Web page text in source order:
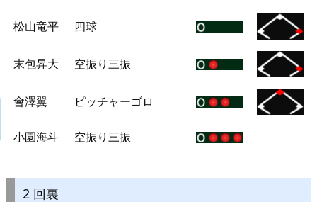
松山竜平 四球
末包昇大 空振り三振
會澤翼 ピッチャーゴロ
小園海斗 空振り三振
2 回裏